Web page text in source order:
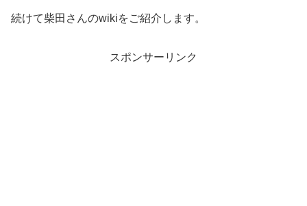
続けて柴田さんのwikiをご紹介します。
スポンサーリンク